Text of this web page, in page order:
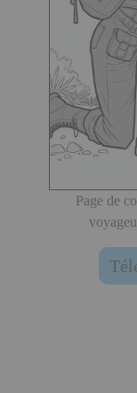
Page de